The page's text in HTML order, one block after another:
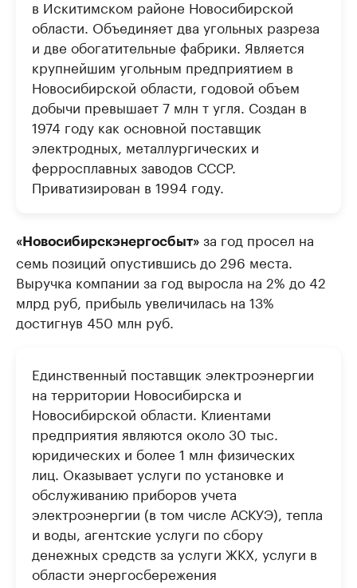
в Искитимском районе Новосибирской
области. Объединяет два угольных разреза
и две обогатительные фабрики. Является
крупнейшим угольным предприятием в
Новосибирской области, годовой объем
добычи превышает 7 млн т угля. Создан в
1974 году как основной поставщик
электродных, металлургических и
ферросплавных заводов СССР.
Приватизирован в 1994 году.
«Новосибирскэнергосбыт» за год просел на
семь позиций опустившись до 296 места.
Выручка компании за год выросла на 2% до 42
млрд руб, прибыль увеличилась на 13%
достигнув 450 млн руб.
Единственный поставщик электроэнергии
на территории Новосибирска и
Новосибирской области. Клиентами
предприятия являются около 30 тыс.
юридических и более 1 млн физических
лиц. Оказывает услуги по установке и
обслуживанию приборов учета
электроэнергии (в том числе АСКУЭ), тепла
и воды, агентские услуги по сбору
денежных средств за услуги ЖКХ, услуги в
области энергосбережения